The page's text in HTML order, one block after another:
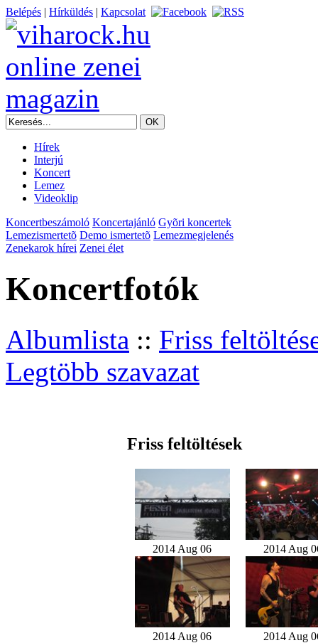
Belépés | Hírküldés | Kapcsolat
Hírek
Interjú
Koncert
Lemez
Videoklip
Koncertbeszámoló Koncertajánló Gyõri koncertek
Lemezismertetõ Demo ismertetõ Lemezmegjelenés
Zenekarok hírei Zenei élet
Koncertfotók
Albumlista :: Friss
Legtöbb szavazat
Friss feltöltések
2014 Aug 06 2014 Aug
2014 Aug 06 2014 Aug